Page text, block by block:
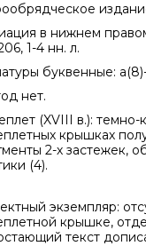
в нижнем правом
1-4 нн. л.
буквенные:
нет.
(XVIII в.): темно-
крышках
2-х застежек,
(4).
экземпляр:
крышке,
текст